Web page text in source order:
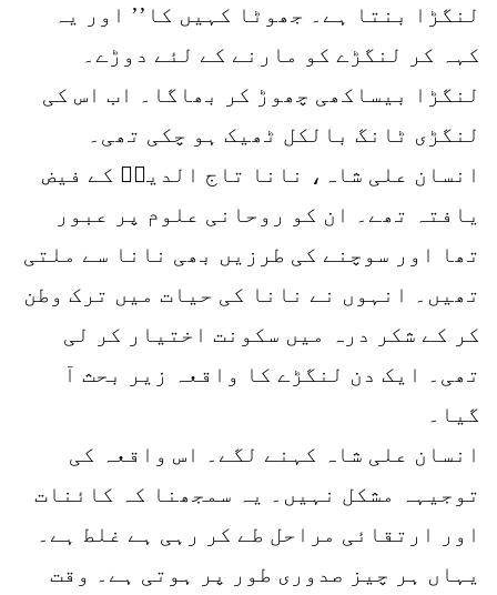
لنگڑا بنتا ہے۔ جھوٹا کہیں کا’’ اور یہ
کہہ کر لنگڑے کو مارنے کے لئے دوڑے۔
لنگڑا بیساکھی چھوڑ کر بھاگا۔ اب اس کی
لنگڑی ٹانگ بالکل ٹھیک ہو چکی تھی۔
انسان علی شاہ، نانا تاج الدینؒ کے فیض
یافتہ تھے۔ ان کو روحانی علوم پر عبور
تھا اور سوچنے کی طرزیں بھی نانا سے ملتی
تھیں۔ انہوں نے نانا کی حیات میں ترک وطن
کر کے شکر درہ میں سکونت اختیار کر لی
تھی۔ ایک دن لنگڑے کا واقعہ زیر بحث آ
گیا۔
انسان علی شاہ کہنے لگے۔ اس واقعہ کی
توجیہہ مشکل نہیں۔ یہ سمجھنا کہ کائنات
اور ارتقائی مراحل طے کر رہی ہے غلط ہے۔
یہاں ہر چیز صدوری طور پر ہوتی ہے۔ وقت